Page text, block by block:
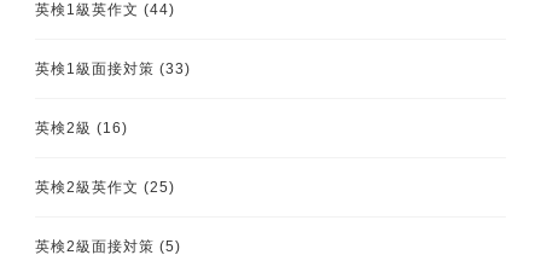
英検1級英作文 (44)
英検1級面接対策 (33)
英検2級 (16)
英検2級英作文 (25)
英検2級面接対策 (5)